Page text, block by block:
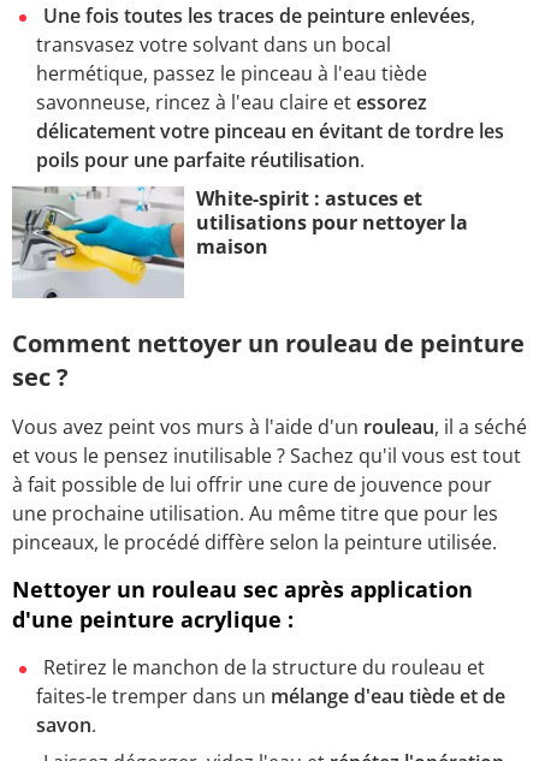
Une fois toutes les traces de peinture enlevées,
transvasez votre solvant dans un bocal
hermétique, passez le pinceau à l'eau tiède
savonneuse, rincez à l'eau claire etessorez
délicatement votre pinceau en évitant de tordre les
poils pour une parfaite réutilisation.
White-spirit : astuces et
utilisations pour nettoyer la
maison
Comment nettoyer un rouleau de peinture
sec ?
Vous avez peint vos murs à l'aide d'un rouleau, il a séché
et vous le pensez inutilisable ? Sachez qu'il vous est tout
à fait possible de lui offrir une cure de jouvence pour
une prochaine utilisation. Au même titre que pour les
pinceaux, le procédé diffère selon la peinture utilisée.
Nettoyer un rouleau sec après application
d'une peinture acrylique :
Retirez le manchon de la structure du rouleau et
faites-le tremper dans un mélange d'eau tiède et de
savon.